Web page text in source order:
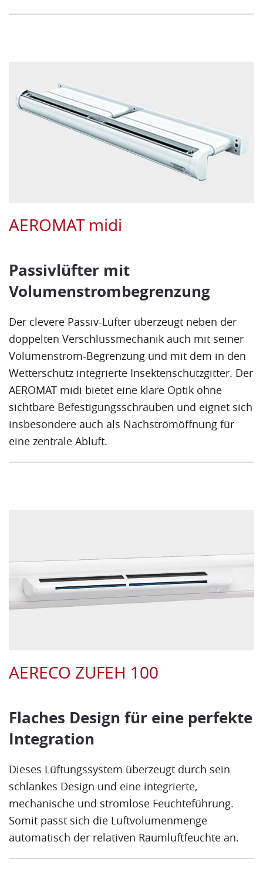
AEROMAT midi
Passivlüfter mit
Volumenstrombegrenzung
Der clevere Passiv-Lüfter überzeugt neben der
doppelten Verschlussmechanik auch mit seiner
Volumenstrom-Begrenzung und mit dem in den
Wetterschutz integrierte Insektenschutzgitter. Der
AEROMAT midi bietet eine klare Optik ohne
sichtbare Befestigungsschrauben und eignet sich
insbesondere auch als Nachströmöffnung für
eine zentrale Abluft.
AERECO ZUFEH 100
Flaches Design für eine perfekte
Integration
Dieses Lüftungssystem überzeugt durch sein
schlankes Design und eine integrierte,
mechanische und stromlose Feuchteführung.
Somit passt sich die Luftvolumenmenge
automatisch der relativen Raumluftfeuchte an.